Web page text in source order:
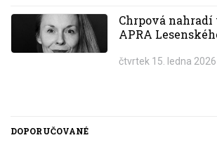
Chrpová nahradí
APRA
čtvrtek 15. ledna 2026
DOPORUČOVANÉ